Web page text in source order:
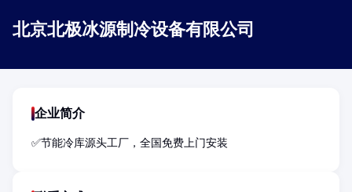
北京北极冰源制冷设备有限公司
企业简介